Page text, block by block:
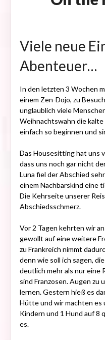
Viele neue
Abenteuer…
In den letzten 3 Wochen
einem Zen-Dojo, zu
unglaublich viele
Weihnachtswahn die kalte
einfach so beginnen und
Das Housesitting hat uns
dass uns noch gar nicht
Luna fiel der Abschied
einem Nachbarskind eine
Die Kehrseite unserer
Abschiedsschmerz.
Vor 2 Tagen kehrten wir
gewollt auf eine weitere
zu Frankreich nimmt
denn wie soll ich sagen,
deutlich mehr als nur eine
sind Franzosen. Augen zu
lernen. Gestern hieß es
Hütte und wir machten es
Kindern und 1 Hund auf 8
es.